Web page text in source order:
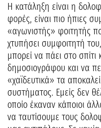
Η κατάληξη είναι η
φορές, είναι πιο ήπιες
«αγωνιστής» φοιτητής
χτυπήσει συμφοιτητή
μπορεί να πάει στο σπίτι
δημοσιογράφου και να
«χαϊδευτικά» τα
συστήματος. Εμείς δεν
οποίο έκαναν κάποιοι
να ταυτίσουμε τους